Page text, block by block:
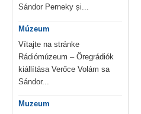
Sándor Perneky și...
Múzeum
Vítajte na stránke
Rádiómúzeum – Öregrádiók
kiállítása Verőce Volám sa
Sándor...
Muzeum